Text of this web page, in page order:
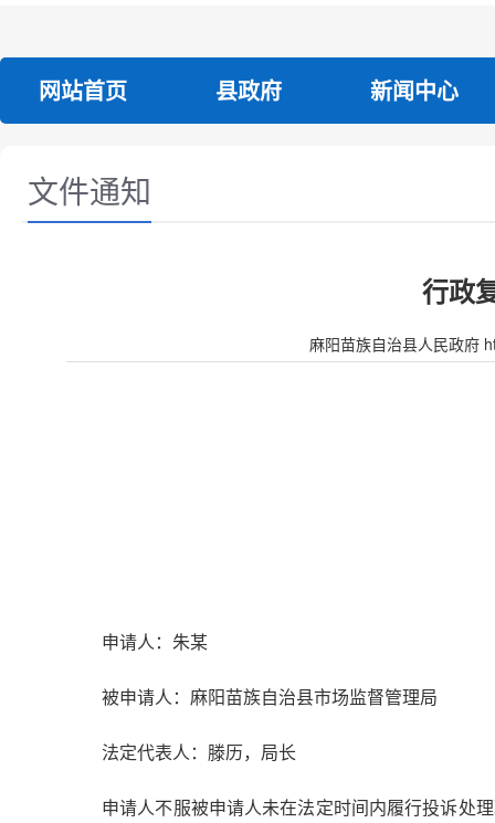
网站首页 县政府 新闻中心
文件通知
行政
麻阳苗族自治县人民政府
申请人：朱某
被申请人：麻阳苗族自治县市场监督管理局
法定代表人：滕历，局长
申请人不服被申请人未在法定时间内履行投诉处